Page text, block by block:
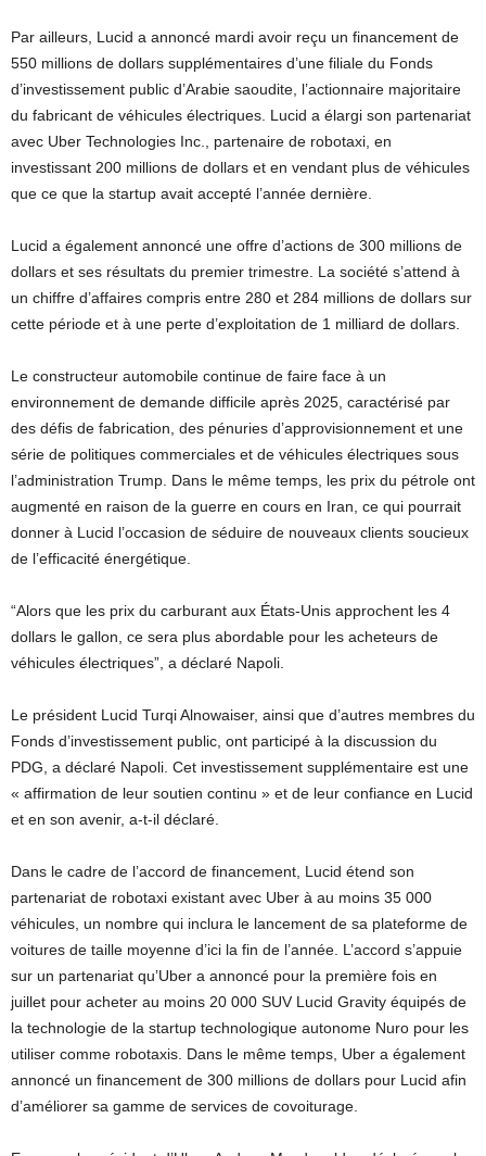
Par ailleurs, Lucid a annoncé mardi avoir reçu un financement de
550 millions de dollars supplémentaires d’une filiale du Fonds
d’investissement public d’Arabie saoudite, l’actionnaire majoritaire
du fabricant de véhicules électriques. Lucid a élargi son partenariat
avec Uber Technologies Inc., partenaire de robotaxi, en
investissant 200 millions de dollars et en vendant plus de véhicules
que ce que la startup avait accepté l’année dernière.
Lucid a également annoncé une offre d’actions de 300 millions de
dollars et ses résultats du premier trimestre. La société s’attend à
un chiffre d’affaires compris entre 280 et 284 millions de dollars sur
cette période et à une perte d’exploitation de 1 milliard de dollars.
Le constructeur automobile continue de faire face à un
environnement de demande difficile après 2025, caractérisé par
des défis de fabrication, des pénuries d’approvisionnement et une
série de politiques commerciales et de véhicules électriques sous
l’administration Trump. Dans le même temps, les prix du pétrole ont
augmenté en raison de la guerre en cours en Iran, ce qui pourrait
donner à Lucid l’occasion de séduire de nouveaux clients soucieux
de l’efficacité énergétique.
“Alors que les prix du carburant aux États-Unis approchent les 4
dollars le gallon, ce sera plus abordable pour les acheteurs de
véhicules électriques”, a déclaré Napoli.
Le président Lucid Turqi Alnowaiser, ainsi que d’autres membres du
Fonds d’investissement public, ont participé à la discussion du
PDG, a déclaré Napoli. Cet investissement supplémentaire est une
« affirmation de leur soutien continu » et de leur confiance en Lucid
et en son avenir, a-t-il déclaré.
Dans le cadre de l’accord de financement, Lucid étend son
partenariat de robotaxi existant avec Uber à au moins 35 000
véhicules, un nombre qui inclura le lancement de sa plateforme de
voitures de taille moyenne d’ici la fin de l’année. L’accord s’appuie
sur un partenariat qu’Uber a annoncé pour la première fois en
juillet pour acheter au moins 20 000 SUV Lucid Gravity équipés de
la technologie de la startup technologique autonome Nuro pour les
utiliser comme robotaxis. Dans le même temps, Uber a également
annoncé un financement de 300 millions de dollars pour Lucid afin
d’améliorer sa gamme de services de covoiturage.